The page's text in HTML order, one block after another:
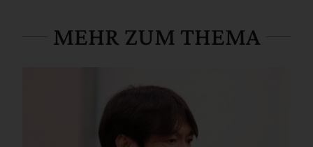
MEHR ZUM THEMA